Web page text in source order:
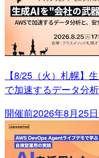
【8/25（火）札幌】
で加速するデータ分
開催前2026年8月25